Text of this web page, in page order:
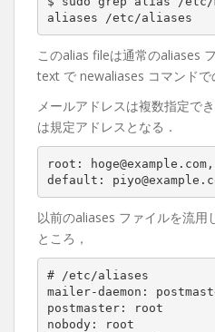
aliases /etc/aliases
このalias fileは通常のaliases
text で newaliases コマンドで
メールアドレスは複数指定でき
は規定アドレスとなる．
root:
default:
以前のaliases ファイルを流用
ところ，
# /etc/aliases
mailer-daemon:
postmaster: root
nobody: root